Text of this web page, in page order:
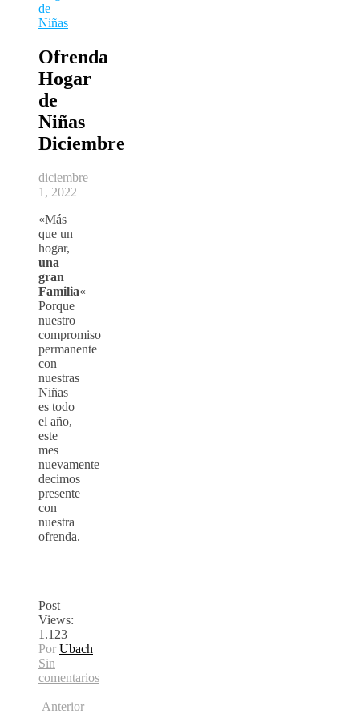
de
Niñas
Ofrenda
Hogar
de
Niñas
Diciembre
diciembre
1, 2022
«Más
que un
hogar,
una
gran
Familia«
Porque
nuestro
compromiso
permanente
con
nuestras
Niñas
es todo
el año,
este
mes
nuevamente
decimos
presente
con
nuestra
ofrenda.
Post
Views:
1.123
Por Ubach
Sin
comentarios
Anterior